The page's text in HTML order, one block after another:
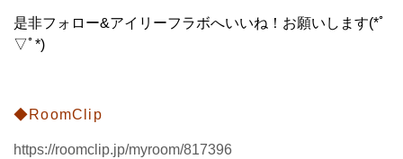
是非フォロー&アイリーフラボへいいね！お願いします(*ﾟ
▽ﾟ*)
◆RoomClip
https://roomclip.jp/myroom/817396